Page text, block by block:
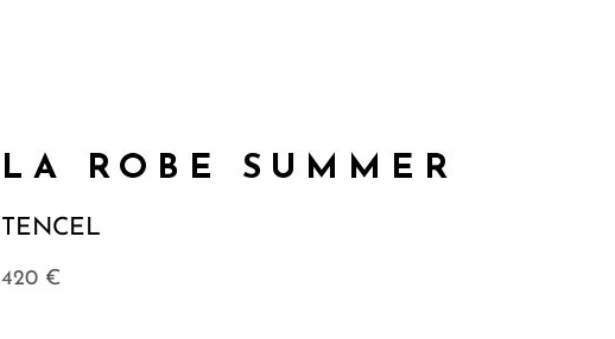
LA ROBE SUMMER
TENCEL
420 €